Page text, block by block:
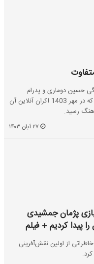
حسین دوماری و پدرام
پورامیری، و تهیه‌کنندگی مجتبی رشوند است که در مهر 1403‌ اکران آنلاین آن
رسید.
پژمان جمشیدی
پیدا کردیم + فیلم
از اولین نقش‌آفرینی